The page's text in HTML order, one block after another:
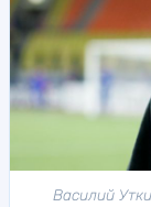
Василий